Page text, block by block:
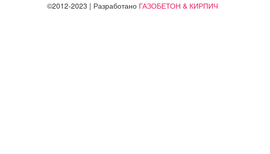
©2012-2023 | Разработано ГАЗОБЕТОН & КИРПИЧ